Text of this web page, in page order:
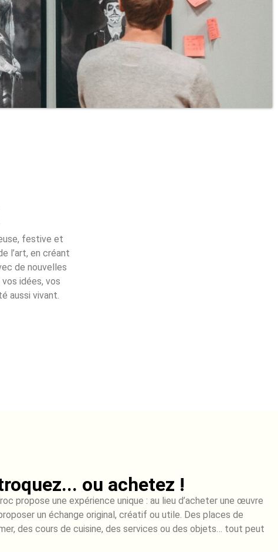
festive et
l’art, en créant
de nouvelles
idées, vos
aussi vivant.
ou achetez !
propose une expérience unique : au lieu d’acheter une œuvre
un échange original, créatif ou utile. Des places de
des cours de cuisine, des services ou des objets… tout peut